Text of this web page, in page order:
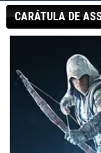
CARÁTULA DE